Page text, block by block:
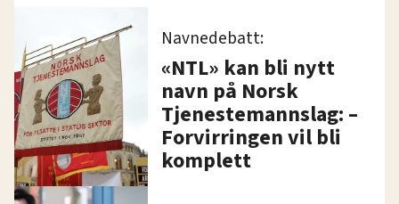
Navnedebatt:
«NTL» kan bli nytt
navn på Norsk
Tjenestemannslag: –
Forvirringen vil bli
komplett